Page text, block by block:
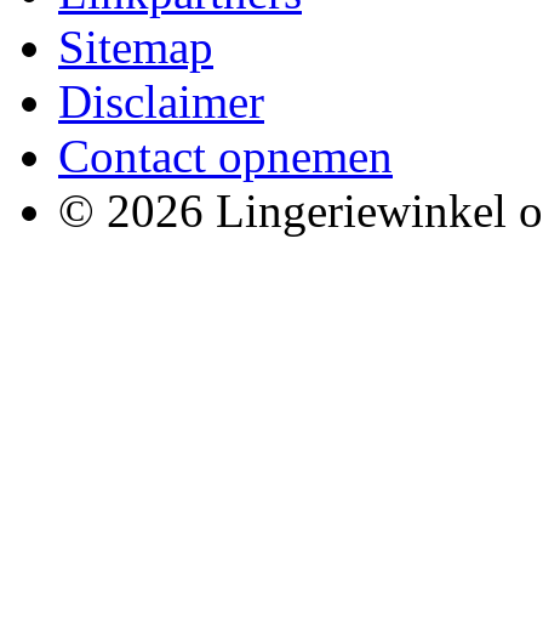
Sitemap
Disclaimer
Contact opnemen
© 2026 Lingeriewinkel